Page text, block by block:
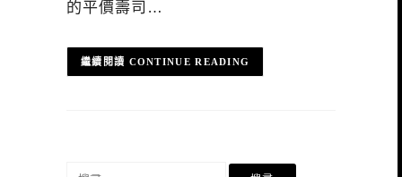
的平價壽司…
CONTINUE READING